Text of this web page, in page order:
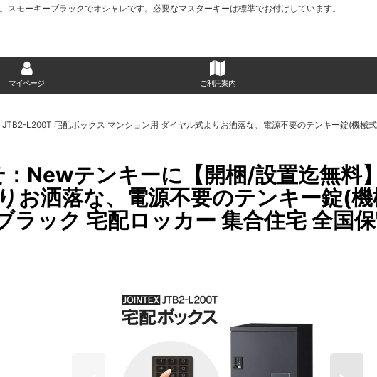
モーキーブラックでオシャレです。必要なマスターキーは標準でお付けしています。
マイページ ご利用案内
L200T 宅配ボックス マンション用 ダイヤル式よりお洒落な、電源不要のテンキー錠(機械
Newテンキーに【開梱/設置迄無
お洒落な、電源不要のテンキー錠(
ラック 宅配ロッカー 集合住宅 全国